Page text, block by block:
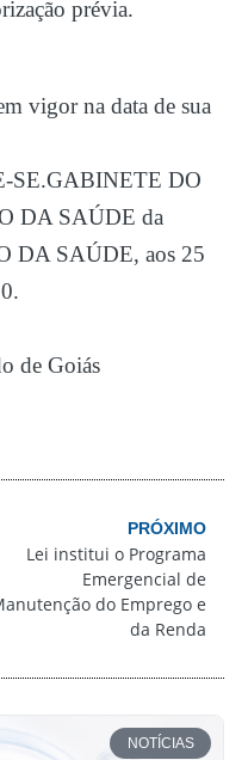
prévia.
vigor na data de sua
SE.GABINETE DO
DA SAÚDE da
DA SAÚDE, aos 25
de Goiás
PRÓXIMO
Lei institui o Programa
Emergencial de
do Emprego e
da Renda
NOTÍCIAS